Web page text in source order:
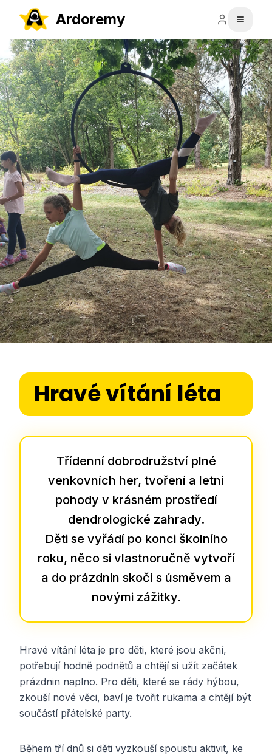
Ardoremy
Hravé vítání léta
Třídenní dobrodružství plné
venkovních her, tvoření a letní
pohody v krásném prostředí
dendrologické zahrady.
Děti se vyřádí po konci školního
roku, něco si vlastnoručně vytvoří
a do prázdnin skočí s úsměvem a
novými zážitky.
Hravé vítání léta je pro děti, které jsou akční,
potřebují hodně podnětů a chtějí si užít začátek
prázdnin naplno. Pro děti, které se rády hýbou,
zkouší nové věci, baví je tvořit rukama a chtějí být
součástí přátelské party.
Během tří dnů si děti vyzkouší spoustu aktivit, ke